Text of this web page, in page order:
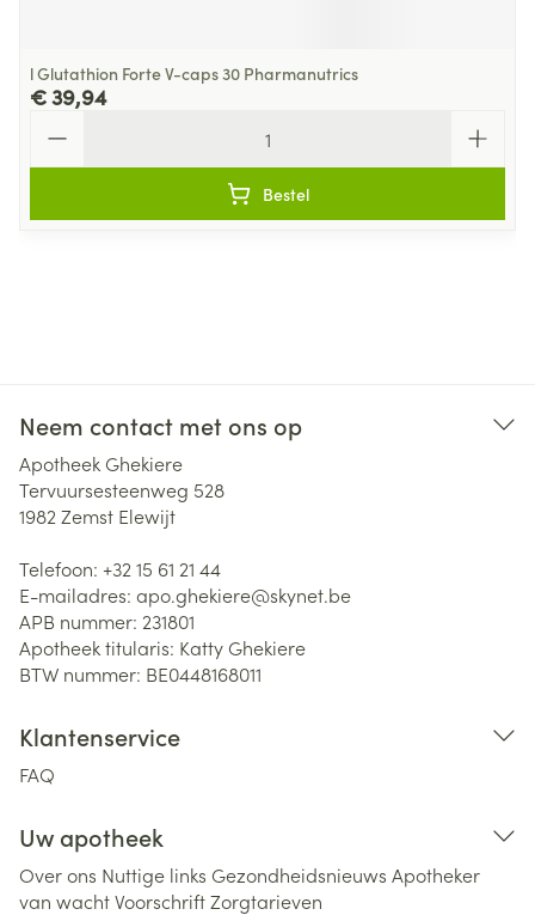
l Glutathion Forte V-caps 30 Pharmanutrics
€ 39,94
Bestel
Neem contact met ons op
Apotheek Ghekiere
Tervuursesteenweg 528
1982 Zemst Elewijt
Telefoon: +32 15 61 21 44
E-mailadres: apo.ghekiere@skynet.be
APB nummer: 231801
Apotheek titularis: Katty Ghekiere
BTW nummer: BE0448168011
Klantenservice
FAQ
Uw apotheek
Over ons Nuttige links Gezondheidsnieuws Apotheker
van wachtVoorschriftZorgtarieven